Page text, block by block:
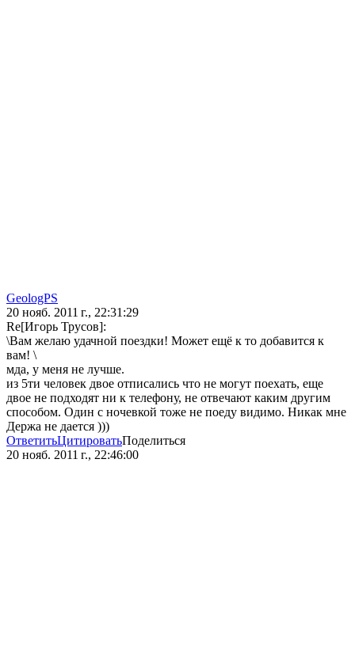
GeologPS
20 нояб. 2011 г., 22:31:29
Re[Игорь Трусов]:
\Вам желаю удачной поездки! Может ещё к то добавится к
вам! \
мда, у меня не лучше.
из 5ти человек двое отписались что не могут поехать, еще
двое не подходят ни к телефону, не отвечают каким другим
способом. Один с ночевкой тоже не поеду видимо. Никак мне
Держа не дается )))
ОтветитьЦитироватьПоделиться
20 нояб. 2011 г., 22:46:00